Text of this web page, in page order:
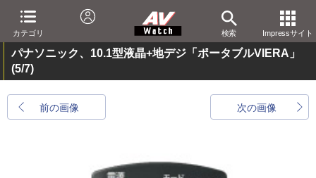
カテゴリ 検索 Impressサイト
パナソニック、10.1型液晶+地デジ「ポータブルVIERA」
(5/7)
前の画像 次の画像